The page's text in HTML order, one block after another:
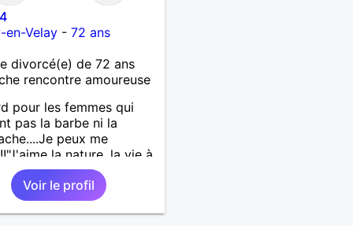
en-Velay -72 ans
divorcé(e) de 72 ans
rencontre amoureuse
pour les femmes qui
pas la barbe ni la
peux me
la nature, la vie à
les animaux, j'aime
échanger pour
à mieux se connaître.
naturel romantique,
Voir le profil